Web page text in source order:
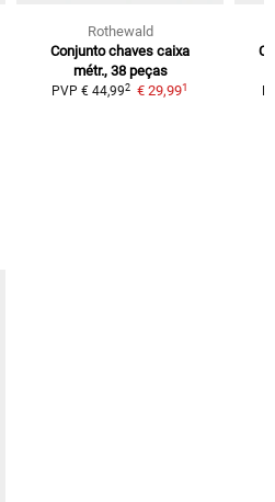
Rothewald
Conjunto chaves caixa
métr., 38 peças
PVP € 44,992 € 29,991